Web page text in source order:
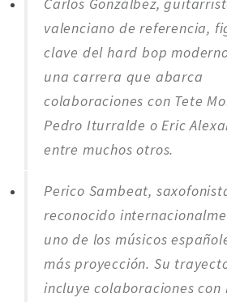
valenciano de referencia,
clave del hard bop
una carrera que abarca
colaboraciones con Tete
Pedro Iturralde o Eric
entre muchos otros.
Perico Sambeat,
reconocido
uno de los músicos
más proyección. Su
incluye colaboraciones con